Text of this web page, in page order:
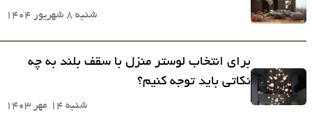
شنبه 8 شهریور 1404
برای انتخاب لوستر منزل با سقف بلند به چه
نکاتی باید توجه کنیم؟
شنبه 14 مهر 1403